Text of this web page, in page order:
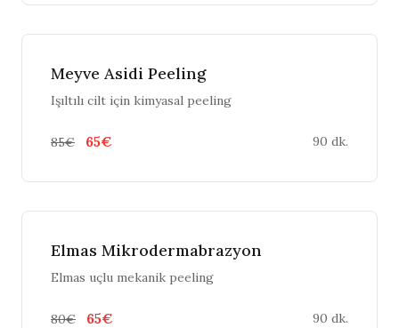
Meyve Asidi Peeling
Işıltılı cilt için kimyasal peeling
85€ 65€ 90 dk.
Elmas Mikrodermabrazyon
Elmas uçlu mekanik peeling
80€ 65€ 90 dk.